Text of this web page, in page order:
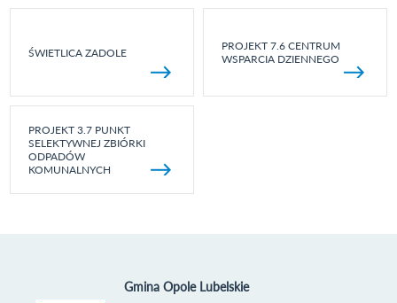
ŚWIETLICA ZADOLE
PROJEKT 7.6 CENTRUM
WSPARCIA DZIENNEGO
PROJEKT 3.7 PUNKT
SELEKTYWNEJ ZBIÓRKI
ODPADÓW
KOMUNALNYCH
Gmina Opole Lubelskie